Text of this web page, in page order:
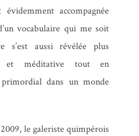
évidemment accompagnée
vocabulaire qui me soit
s’est aussi révélée plus
et méditative tout en
dans un monde
le galeriste quimpérois